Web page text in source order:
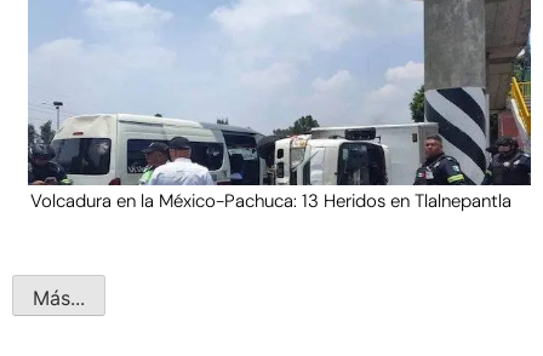
Volcadura en la México-Pachuca: 13 Heridos en Tlalnepantla
Más...